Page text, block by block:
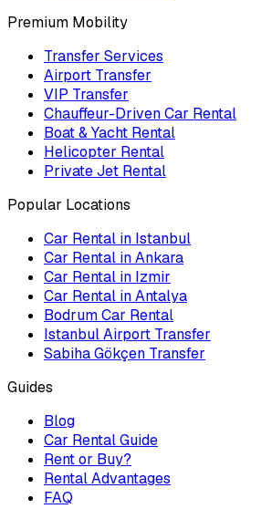
Premium Mobility
Transfer Services
Airport Transfer
VIP Transfer
Chauffeur-Driven Car Rental
Boat & Yacht Rental
Helicopter Rental
Private Jet Rental
Popular Locations
Car Rental in Istanbul
Car Rental in Ankara
Car Rental in Izmir
Car Rental in Antalya
Bodrum Car Rental
Istanbul Airport Transfer
Sabiha Gökçen Transfer
Guides
Blog
Car Rental Guide
Rent or Buy?
Rental Advantages
FAQ